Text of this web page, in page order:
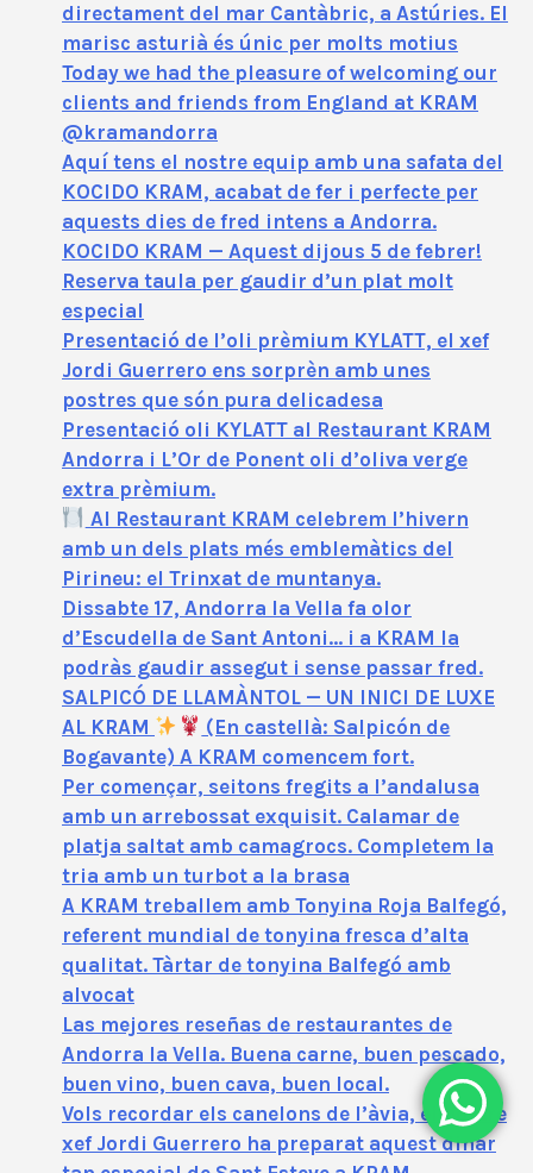
directament del mar Cantàbric, a Astúries. El
marisc asturià és únic per molts motius
Today we had the pleasure of welcoming our
clients and friends from England at KRAM
@kramandorra
Aquí tens el nostre equip amb una safata del
KOCIDO KRAM, acabat de fer i perfecte per
aquests dies de fred intens a Andorra.
KOCIDO KRAM — Aquest dijous 5 de febrer!
Reserva taula per gaudir d’un plat molt
especial
Presentació de l’oli prèmium KYLATT, el xef
Jordi Guerrero ens sorprèn amb unes
postres que són pura delicadesa
Presentació oli KYLATT al Restaurant KRAM
Andorra i L’Or de Ponent oli d’oliva verge
extra prèmium.
Al Restaurant KRAM celebrem l’hivern
amb un dels plats més emblemàtics del
Pirineu: el Trinxat de muntanya.
Dissabte 17, Andorra la Vella fa olor
d’Escudella de Sant Antoni… i a KRAM la
podràs gaudir assegut i sense passar fred.
SALPICÓ DE LLAMÀNTOL — UN INICI DE LUXE
AL KRAM
(En castellà: Salpicón de
Bogavante) A KRAM comencem fort.
Per començar, seitons fregits a l’andalusa
amb un arrebossat exquisit. Calamar de
platja saltat amb camagrocs. Completem la
tria amb un turbot a la brasa
A KRAM treballem amb Tonyina Roja Balfegó,
referent mundial de tonyina fresca d’alta
qualitat. Tàrtar de tonyina Balfegó amb
alvocat
Las mejores reseñas de restaurantes de
Andorra la Vella. Buena carne, buen pescado,
buen vino, buen cava, buen local.
Vols recordar els canelons de l’àvia, el nostre
xef Jordi Guerrero ha preparat aquest dinar